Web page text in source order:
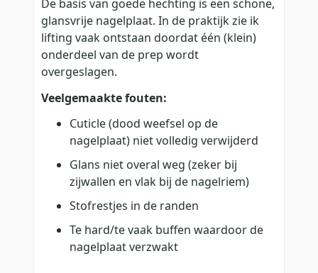
De basis van goede hechting is een schone,
glansvrije nagelplaat. In de praktijk zie ik
lifting vaak ontstaan doordat één (klein)
onderdeel van de prep wordt
overgeslagen.
Veelgemaakte fouten:
Cuticle (dood weefsel op de
nagelplaat) niet volledig verwijderd
Glans niet overal weg (zeker bij
zijwallen en vlak bij de nagelriem)
Stofrestjes in de randen
Te hard/te vaak buffen waardoor de
nagelplaat verzwakt